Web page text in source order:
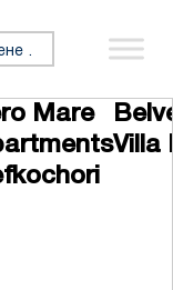
Mare
Villa